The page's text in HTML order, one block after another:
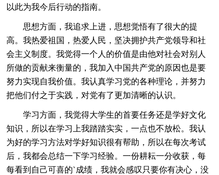
以此为我今后行动的指南。
思想方面，我追求上进，思想觉悟有了很大的提
高。我热爱祖国，热爱人民，坚决拥护共产党领导和社
会主义制度。我觉得一个人的价值是由他对社会对别人
所做的贡献来衡量的，我加入中国共产党的原因也是要
努力实现自我价值。我认真学习党的各种理论，并努力
把他们付之于实践，对党有了更加清晰的认识。
学习方面，我觉得大学生的首要任务还是学好文化
知识，所以在学习上我踏踏实实，一点也不放松。我认
为好的学习方法对学好知识很有帮助，所以在每次考试
后，我都会总结一下学习经验。一份耕耘一分收获，每
每看到自己可喜的`成绩，我就会感叹只要你有决心，没